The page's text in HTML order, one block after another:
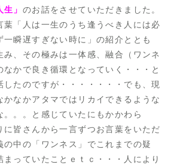
」 のお話をさせていただきました。
葉「人は一生のうち逢うべき人には必
瞬遅すぎない時に」の紹介ととも
み、その極みは一体感、融合（ワンネ
なかで良き循環となっていく・・・と
したのですが・・・・・・・でも、現
なかアタマではリカイできるような
。。。と感じていたにもかかわら
に皆さんから一言ずつお言葉をいただ
の中の「ワンネス」でこれまでの疑
まっていたことｅｔｃ・・・人により